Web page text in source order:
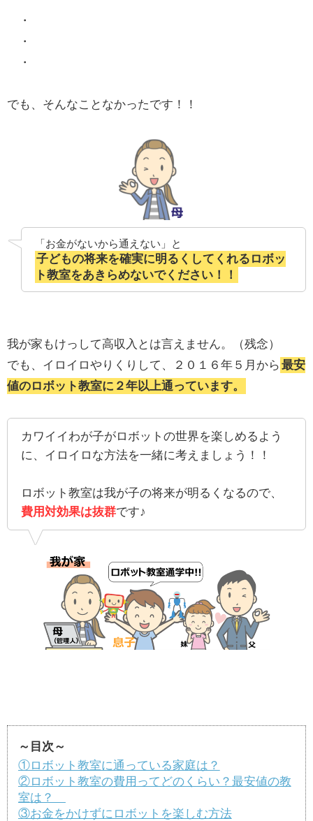
・
・
・
でも、そんなことなかったです！！
「お金がないから通えない」と
子どもの将来を確実に明るくしてくれるロボッ
ト教室をあきらめないでください！！
我が家もけっして高収入とは言えません。（残念）
でも、イロイロやりくりして、２０１６年５月から 最安
値のロボット教室に２年以上通っています。
カワイイわが子がロボットの世界を楽しめるよう
に、イロイロな方法を一緒に考えましょう！！
ロボット教室は我が子の将来が明るくなるので、
費用対効果は抜群です♪
～目次～
①ロボット教室に通っている家庭は？
②ロボット教室の費用ってどのくらい？最安値の教
室は？
③お金をかけずにロボットを楽しむ方法